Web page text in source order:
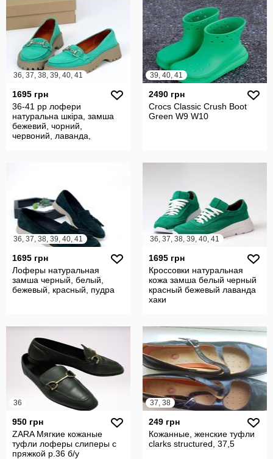
36, 37, 38, 39, 40, 41
1695 грн
36-41 рр лофери
натуральна шкіра, замша
бежевий, чорний,
червоний, лаванда,
39, 40, 41
2490 грн
Crocs Classic Crush Boot
Green W9 W10
36, 37, 38, 39, 40, 41
1695 грн
Лоферы натуральная
замша черный, белый,
бежевый, красный, пудра
36, 37, 38, 39, 40, 41
1695 грн
Кроссовки натуральная
кожа замша белый черный
красный бежевый лаванда
хаки
36
950 грн
ZARA Мягкие кожаные
туфли лоферы слиперы с
пряжкой р.36 б/у
37, 38
249 грн
Кожанные, женские туфли
clarks structured, 37,5